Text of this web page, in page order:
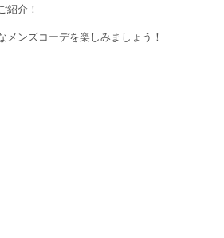
紹介！
メンズコーデを楽しみましょう！